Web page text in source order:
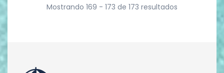
Mostrando 169 - 173 de 173 resultados